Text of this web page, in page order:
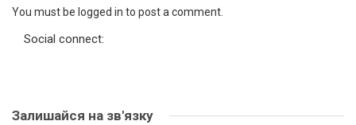
You must be logged in to post a comment.
Social connect:
Залишайся на зв'язку